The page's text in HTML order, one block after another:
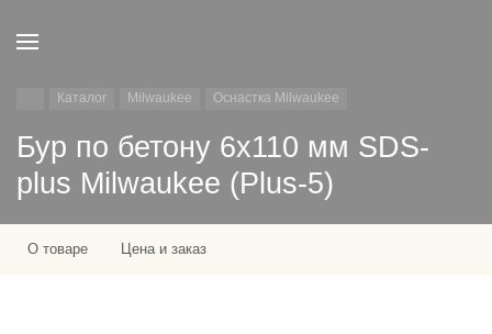
Каталог Milwaukee Оснастка Milwaukee
Бур по бетону 6х110 мм SDS-
plus Milwaukee (Plus-5)
О товаре Цена и заказ